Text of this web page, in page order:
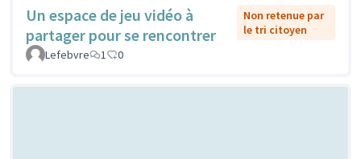
Un espace de jeu vidéo à
partager pour se rencontrer
Non retenue par
le tri citoyen
Lefebvre
1 0